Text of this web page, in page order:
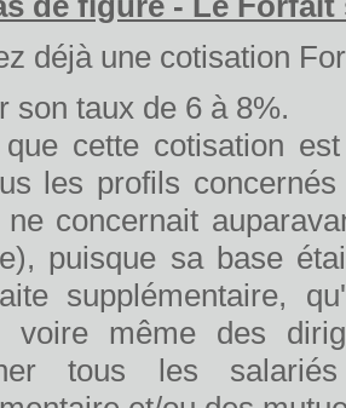
déjà une cotisation
son taux de 6 à 8%.
cette cotisation
les profils
concernait
puisque sa base
supplémentaire,
voire même des
tous les